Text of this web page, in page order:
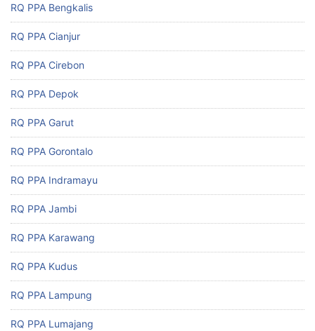
RQ PPA Bengkalis
RQ PPA Cianjur
RQ PPA Cirebon
RQ PPA Depok
RQ PPA Garut
RQ PPA Gorontalo
RQ PPA Indramayu
RQ PPA Jambi
RQ PPA Karawang
RQ PPA Kudus
RQ PPA Lampung
RQ PPA Lumajang